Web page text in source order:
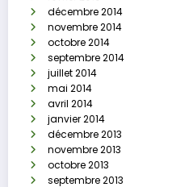
décembre 2014
novembre 2014
octobre 2014
septembre 2014
juillet 2014
mai 2014
avril 2014
janvier 2014
décembre 2013
novembre 2013
octobre 2013
septembre 2013